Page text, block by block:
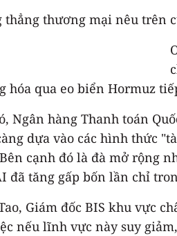
thẳng thương mại nêu trên
hóa qua eo biển Hormuz
Ngân hàng Thanh toán
dựa vào các hình thức
cạnh đó là đà mở rộng
đã tăng gấp bốn lần chỉ
Giám đốc BIS khu vực
nếu lĩnh vực này suy